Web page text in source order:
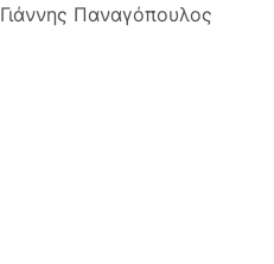
Γιάννης Παναγόπουλος